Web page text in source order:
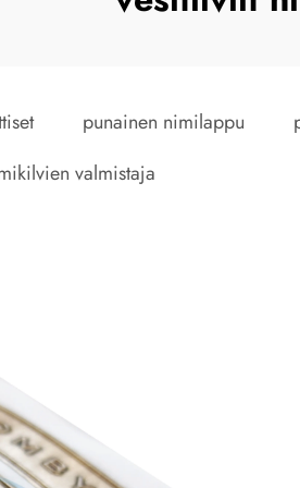
punainen nimilappu
valmistaja